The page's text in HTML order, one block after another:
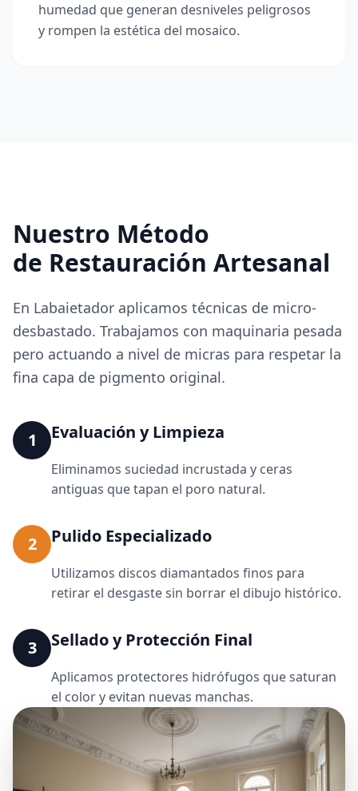
humedad que generan desniveles peligrosos
y rompen la estética del mosaico.
Nuestro Método
de Restauración Artesanal
En Labaietador aplicamos técnicas de micro-
desbastado. Trabajamos con maquinaria pesada
pero actuando a nivel de micras para respetar la
fina capa de pigmento original.
1 Evaluación y Limpieza
Eliminamos suciedad incrustada y ceras
antiguas que tapan el poro natural.
2 Pulido Especializado
Utilizamos discos diamantados finos para
retirar el desgaste sin borrar el dibujo histórico.
3 Sellado y Protección Final
Aplicamos protectores hidrófugos que saturan
el color y evitan nuevas manchas.